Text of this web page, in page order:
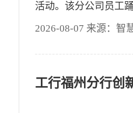
活动。该分公司员工
2026-08-07 来源：智